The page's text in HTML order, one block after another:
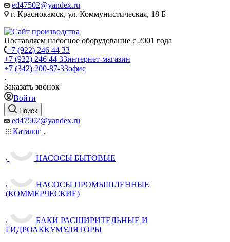
ed47502@yandex.ru
г. Краснокамск, ул. Коммунистическая, 18 Б
Поставляем насосное оборудование с 2001 года
+7 (922) 246 44 33
+7 (922) 246 44 33интернет-магазин
+7 (342) 200-87-33офис
Заказать звонок
Войти
Поиск
ed47502@yandex.ru
Каталог
НАСОСЫ БЫТОВЫЕ
НАСОСЫ ПРОМЫШЛЕННЫЕ
(КОММЕРЧЕСКИЕ)
БАКИ РАСШИРИТЕЛЬНЫЕ И
ГИДРОАККУМУЛЯТОРЫ